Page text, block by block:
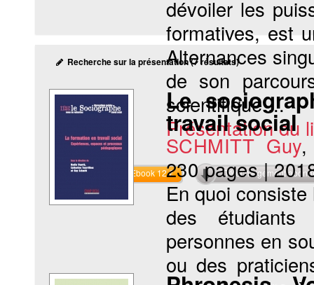
dévoiler les
formatives, est
Alternances
de son
scientifique....
Présentation du
Commander l'Ebook 12 € Téléchargement
Recherche sur la présentation (7 résultats)
Le
travail social
SCHMITT Guy
230 pages|
En quoi
des étudiants
personnes en
ou des